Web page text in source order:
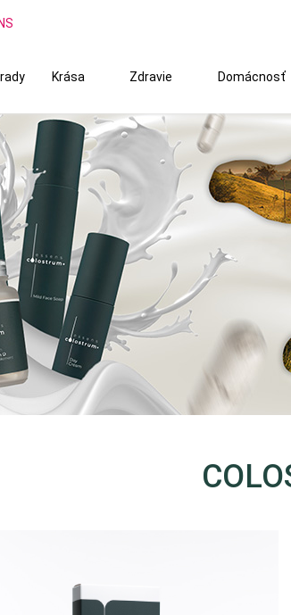
Krása Zdravie Domácnosť